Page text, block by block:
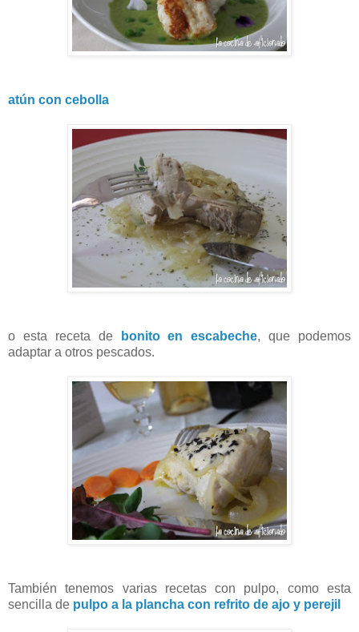
atún con cebolla
o esta receta de bonito en escabeche, que podemos
adaptar a otros pescados.
También tenemos varias recetas con pulpo, como esta
sencilla de pulpo a la plancha con refrito de ajo y perejil